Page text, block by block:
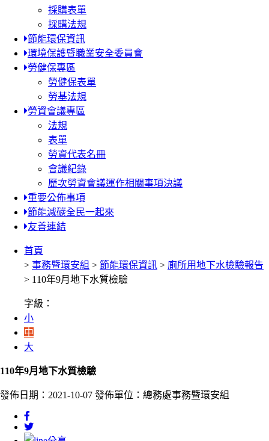
採購表單
採購法規
節能環保資訊
環境保護暨職業安全委員會
勞健保專區
勞健保表單
勞基法規
勞資會議專區
法規
表單
勞資代表名冊
會議紀錄
歷次勞資會議運作相關事項決議
重要公佈事項
節能減碳全民一起來
友善連結
首頁
> 事務暨環安組 > 節能環保資訊 > 廁所用地下水檢驗報告
> 110年9月地下水質檢驗
字級：
小
中
大
110年9月地下水質檢驗
發佈日期：2021-10-07 發佈單位：總務處事務暨環安組